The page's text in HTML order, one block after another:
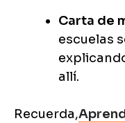
Carta de
escuelas
allí.
Recuerda,